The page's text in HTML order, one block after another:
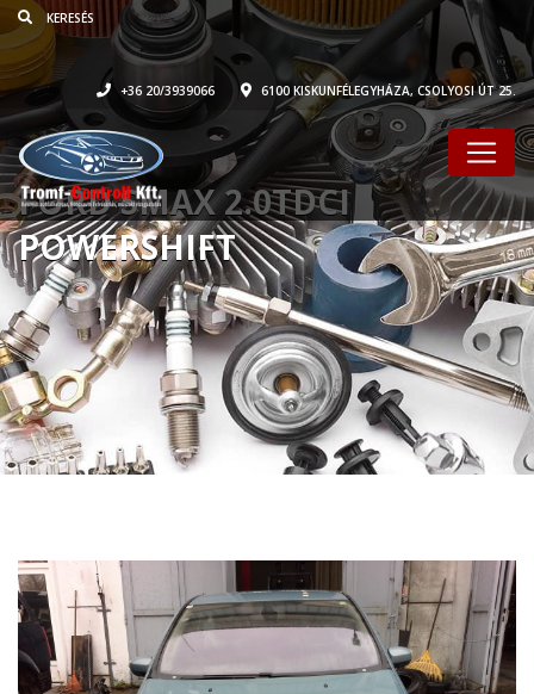
+36 20/3939066 6100 KISKUNFÉLEGYHÁZA, CSOLYOSI ÚT 25.
FORD SMAX 2.0TDCI
POWERSHIFT